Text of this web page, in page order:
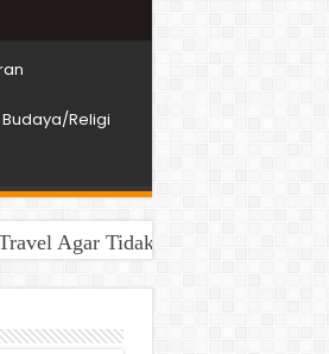
Budaya/Religi
Agar Tidak Terlantar